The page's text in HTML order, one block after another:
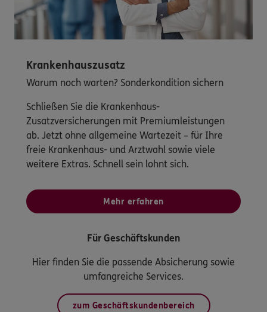
Krankenhauszusatz
Warum noch warten? Sonderkondition sichern
Schließen Sie die Krankenhaus-
Zusatzversicherungen mit Premiumleistungen
ab. Jetzt ohne allgemeine Wartezeit – für Ihre
freie Krankenhaus- und Arztwahl sowie viele
weitere Extras. Schnell sein lohnt sich.
Mehr erfahren
Für Geschäftskunden
Hier finden Sie die passende Absicherung sowie
umfangreiche Services.
zum Geschäftskundenbereich